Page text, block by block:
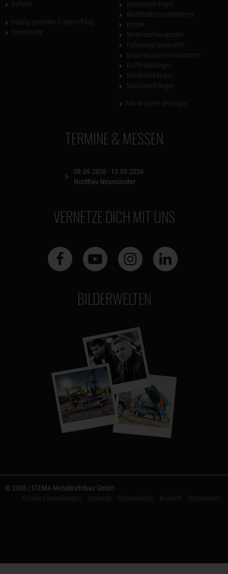
TERMINE & MESSEN
09.09.2026 - 13.09.2026
NordBau Neumünster
VERNETZE DICH MIT UNS
BILDERWELTEN
© 2026 | STEMA Metalleichtbau GmbH